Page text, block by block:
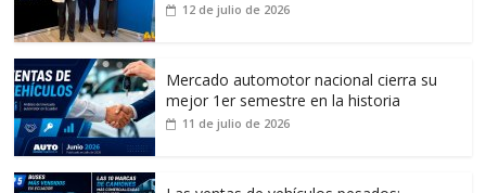
12 de julio de 2026
Mercado automotor nacional cierra su
mejor 1er semestre en la historia
11 de julio de 2026